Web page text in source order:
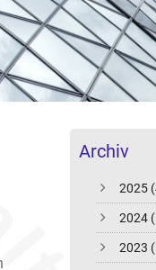
Archiv
2025
2024
2023